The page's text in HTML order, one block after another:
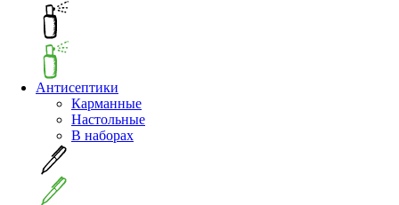
Антисептики
Карманные
Настольные
В наборах